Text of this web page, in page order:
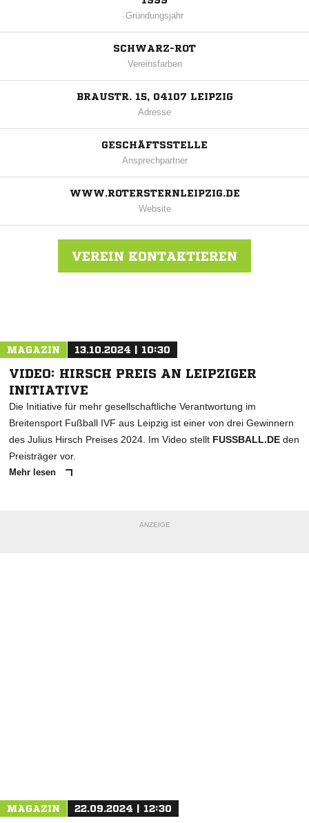
Gründungsjahr
SCHWARZ-ROT
Vereinsfarben
BRAUSTR. 15, 04107 LEIPZIG
Adresse
GESCHÄFTSSTELLE
Ansprechpartner
WWW.ROTERSTERNLEIPZIG.DE
Website
VEREIN KONTAKTIEREN
MAGAZIN 13.10.2024 | 10:30
VIDEO: HIRSCH PREIS AN LEIPZIGER
INITIATIVE
Die Initiative für mehr gesellschaftliche Verantwortung im
Breitensport Fußball IVF aus Leipzig ist einer von drei Gewinnern
des Julius Hirsch Preises 2024. Im Video stellt FUSSBALL.DE den
Preisträger vor.
Mehr lesen
ANZEIGE
MAGAZIN 22.09.2024 | 12:30